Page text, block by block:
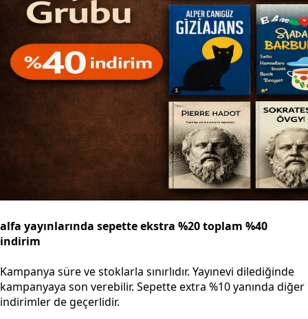
alfa yayınlarında sepette ekstra %20 toplam %40
indirim
Kampanya süre ve stoklarla sınırlıdır. Yayınevi dilediğinde
kampanyaya son verebilir. Sepette extra %10 yanında diğer
indirimler de geçerlidir.